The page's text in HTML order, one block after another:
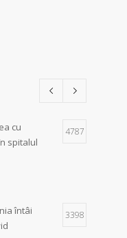
mod
în
1
cu
spitalul
4787
întâi
3398